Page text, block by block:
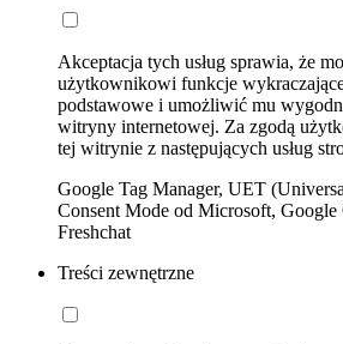
Akceptacja tych usług sprawia, że
użytkownikowi funkcje
podstawowe i umożliwić mu
witryny internetowej. Za zgodą
tej witrynie z następujących usług
Google Tag Manager, UET
Consent Mode od Microsoft,
Freshchat
Treści zewnętrzne